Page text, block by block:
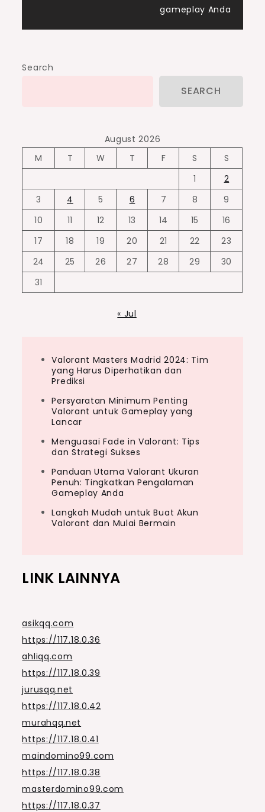
gameplay Anda
Search
SEARCH
August 2026
M
T W T F S
S
1
2
3
4 5 6 7 8
9
10
11 12 13 14 15
16
17
18 19 20 21 22
23
24
25 26 27 28 29
30
31
« Jul
Valorant Masters Madrid 2024: Tim
yang Harus Diperhatikan dan
Prediksi
Persyaratan Minimum Penting
Valorant untuk Gameplay yang
Lancar
Menguasai Fade in Valorant: Tips
dan Strategi Sukses
Panduan Utama Valorant Ukuran
Penuh: Tingkatkan Pengalaman
Gameplay Anda
Langkah Mudah untuk Buat Akun
Valorant dan Mulai Bermain
LINK LAINNYA
asikqq.com
https://117.18.0.36
ahliqq.com
https://117.18.0.39
jurusqq.net
https://117.18.0.42
murahqq.net
https://117.18.0.41
maindomino99.com
https://117.18.0.38
masterdomino99.com
https://117.18.0.37